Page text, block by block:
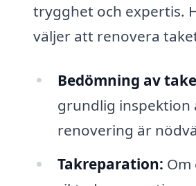
trygghet och expertis.
väljer att renovera
Bedömning av
grundlig inspektion
renovering är
Takreparation: